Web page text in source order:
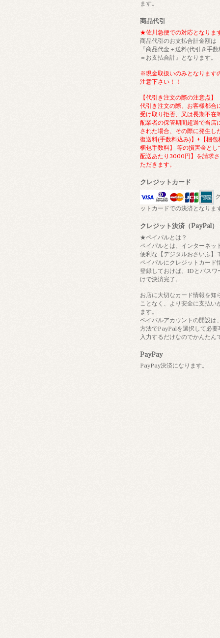
ます。
商品代引
★佐川急便での対応となりま
商品代引のお支払合計金額は
『商品代金＋送料(代引き手
＝お支払合計』となります。
※現金取扱いのみとなります
注意下さい！！
【代引き注文の際の注意点】
代引き注文の際、お客様都合
受け取り拒否、又は長期不在
配業者の保管期間超過で当店
された場合、その際に発生し
復送料(手数料込み)】+【梱包
梱包手数料】 等の損害金とし
配送あたり3000円】を請求
ただきます。
クレジットカード
ットカードでの決済となりま
クレジット決済（PayPal）
★ペイパルとは？
ペイパルとは、インターネッ
便利な【デジタルおさいふ】
ペイパルにクレジットカード
登録しておけば、IDとパスワ
けで決済完了。
お店に大切なカード情報を知
ことなく、より安全に支払い
ます。
ペイパルアカウントの開設は
方法でPayPalを選択して必要
入力するだけなのでかんたん
PayPay
PayPay決済になります。